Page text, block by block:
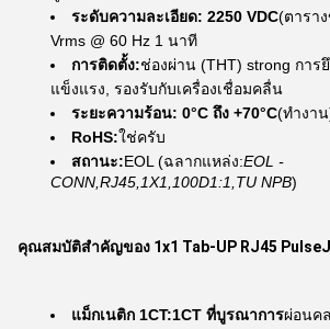
ระดับความละเอียด: 2250 VDC(ตารา
Vrms @ 60 Hz 1 นาที
การติดตั้ง:ช่องผ่าน (THT) strong การ
แข็งแรง, รองรับกับเครื่องเชื่อมคลื่น
ระยะความร้อน: 0°C ถึง +70°C(ทํางา
RoHS:ใช่ครับ
สถานะ:EOL (ฉลากแหล่ง:EOL -
CONN,RJ45,1X1,100D1:1,TU NPB)
คุณสมบัติสําคัญของ 1x1 Tab-UP RJ45
แม็กเนติก 1CT:1CT ที่บูรณาการผ่อนค